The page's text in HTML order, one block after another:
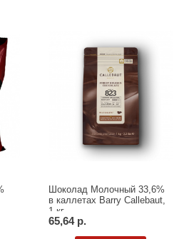
Шоколад Молочный 33,6%
в каллетах Barry Callebaut,
1 кг
65,64 р.